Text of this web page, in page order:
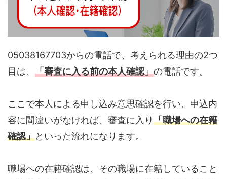
05038167703からの電話で、考えられる理由の2つ
目は、 「審査に入る前の本人確認」の電話です。
ここで本人による申し込み意思確認を行い、申込内
容に間違いがなければ、審査に入り「職場への在籍
確認」といった流れになります。
職場への在籍確認は、その職場に在籍していること